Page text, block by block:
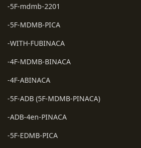
-5F-mdmb-2201
-5F-MDMB-PICA
-WITH-FUBINACA
-4F-MDMB-BINACA
-4F-ABINACA
-5F-ADB (5F-MDMB-PINACA)
-ADB-4en-PINACA
-5F-EDMB-PICA